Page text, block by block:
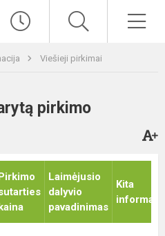
Viešieji pirkimai
pirkimo
Laimėjusio
dalyvio
pavadinimas
Kita